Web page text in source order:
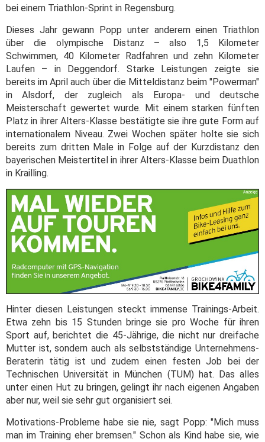
bei einem Triathlon-Sprint in Regensburg.
Dieses Jahr gewann Popp unter anderem einen Triathlon
über die olympische Distanz – also 1,5 Kilometer
Schwimmen, 40 Kilometer Radfahren und zehn Kilometer
Laufen – in Deggendorf. Starke Leistungen zeigte sie
bereits im April auch über die Mitteldistanz beim "Powerman"
in Alsdorf, der zugleich als Europa- und deutsche
Meisterschaft gewertet wurde. Mit einem starken fünften
Platz in ihrer Alters-Klasse bestätigte sie ihre gute Form auf
internationalem Niveau. Zwei Wochen später holte sie sich
bereits zum dritten Male in Folge auf der Kurzdistanz den
bayerischen Meistertitel in ihrer Alters-Klasse beim Duathlon
in Krailling.
Hinter diesen Leistungen steckt immense Trainings-Arbeit.
Etwa zehn bis 15 Stunden bringe sie pro Woche für ihren
Sport auf, berichtet die 45-Jährige, die nicht nur dreifache
Mutter ist, sondern auch als selbstständige Unternehmens-
Beraterin tätig ist und zudem einen festen Job bei der
Technischen Universität in München (TUM) hat. Das alles
unter einen Hut zu bringen, gelingt ihr nach eigenen Angaben
aber nur, weil sie sehr gut organisiert sei.
Motivations-Probleme habe sie nie, sagt Popp: "Mich muss
man im Training eher bremsen." Schon als Kind habe sie, wie